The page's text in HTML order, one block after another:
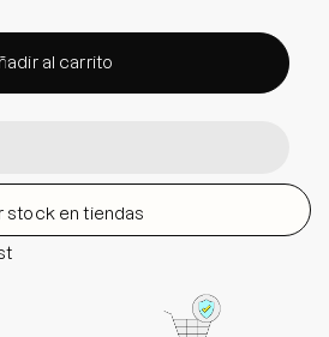
al carrito
stock en tiendas